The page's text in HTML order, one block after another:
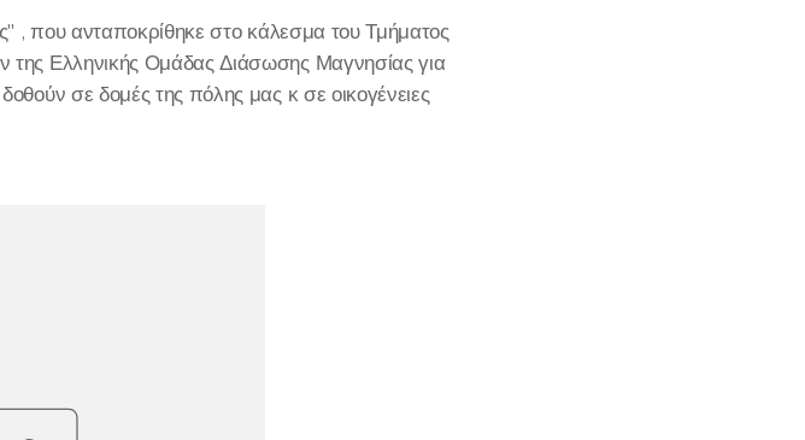
, που ανταποκρίθηκε στο κάλεσμα του Τμήματος
της Ελληνικής Ομάδας Διάσωσης Μαγνησίας για
σε δομές της πόλης μας κ σε οικογένειες